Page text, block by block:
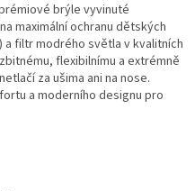
brýle vyvinuté
maximální ochranu dětských
a filtr modrého světla v kvalitních
flexibilnímu a extrémně
za ušima ani na nose.
a moderního designu pro